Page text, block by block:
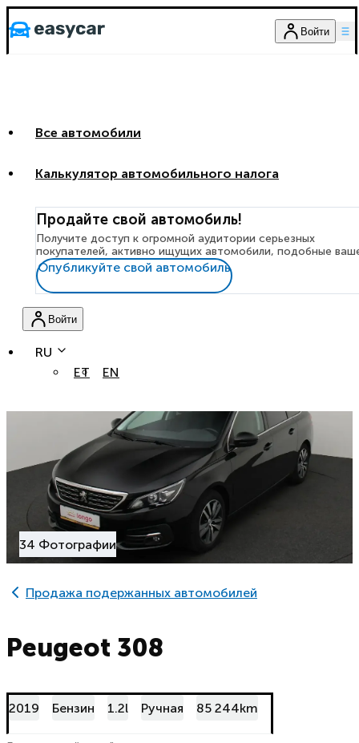
Войти
Все автомобили
Калькулятор автомобильного налога
Продайте свой автомобиль!
Получите доступ к огромной аудитории серьезных
покупателей, активно ищущих автомобили, подобные
Опубликуйте свой автомобиль
Войти
RU
ET
EN
34 Фотографии
Продажа подержанных автомобилей
Peugeot 308
2019 Бензин 1.2l Ручная 85 244km